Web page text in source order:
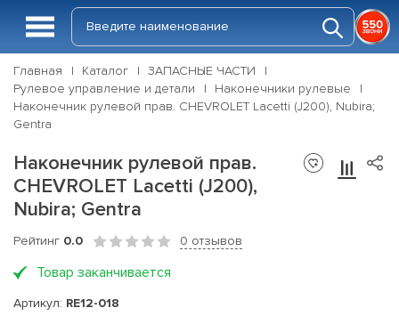
Главная Каталог
ЗАПАСНЫЕ ЧАСТИ
Рулевое управление и детали
Наконечники рулевые
Наконечник рулевой прав. CHEVROLET Lacetti (J200), Nubira;
Gentra
Наконечник рулевой прав.
CHEVROLET Lacetti (J200),
Nubira; Gentra
Рейтинг 0.0 0 отзывов
Товар заканчивается
Артикул: RE12-018